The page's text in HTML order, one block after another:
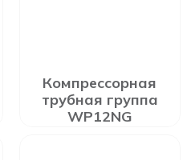
Компрессорная
трубная группа
WP12NG